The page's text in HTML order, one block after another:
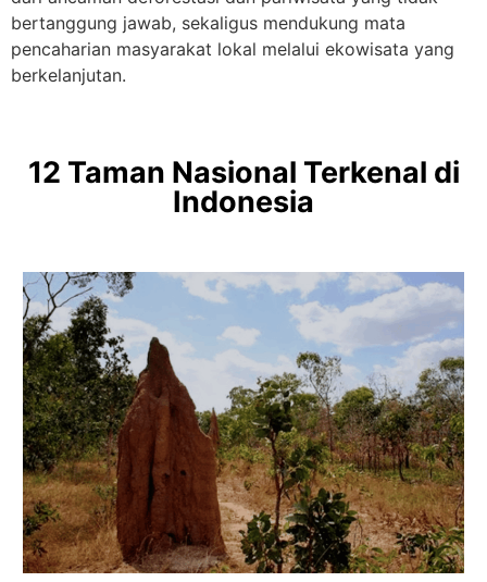
bertanggung jawab, sekaligus mendukung mata
pencaharian masyarakat lokal melalui ekowisata yang
berkelanjutan.
12 Taman Nasional Terkenal di
Indonesia